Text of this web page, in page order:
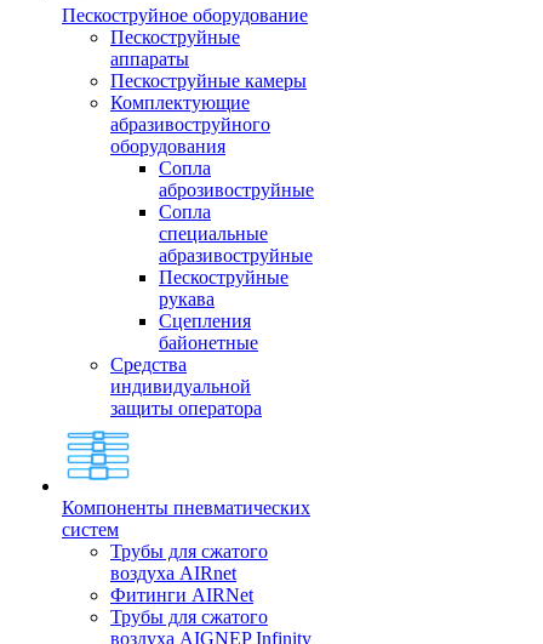
Пескоструйное оборудование
Пескоструйные
аппараты
Пескоструйные камеры
Комплектующие
абразивоструйного
оборудования
Сопла
аброзивоструйные
Сопла
специальные
абразивоструйные
Пескоструйные
рукава
Сцепления
байонетные
Средства
индивидуальной
защиты оператора
Компоненты пневматических
систем
Трубы для сжатого
воздуха AIRnet
Фитинги AIRNet
Трубы для сжатого
воздуха AIGNEP Infinity